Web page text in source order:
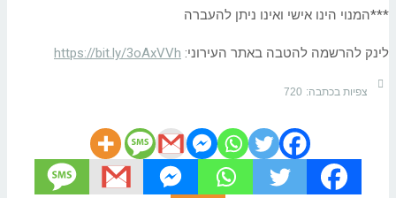
***המנוי הינו אישי ואינו ניתן להעברה
לינק להרשמה להטבה באתר העירוני: https://bit.ly/3oAxVVh
צפיות בכתבה: 720